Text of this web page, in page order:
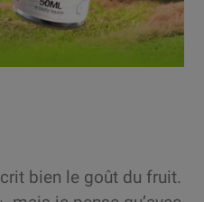
bien le goût du fruit.